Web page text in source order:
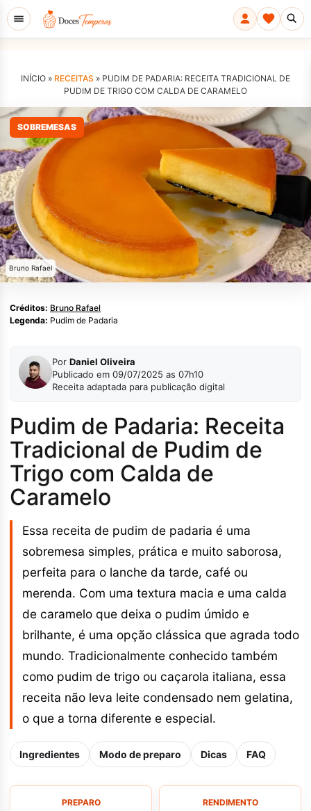
INÍCIO » RECEITAS » PUDIM DE PADARIA: RECEITA TRADICIONAL DE
PUDIM DE TRIGO COM CALDA DE CARAMELO
SOBREMESAS
Bruno Rafael
Créditos: Bruno Rafael
Legenda: Pudim de Padaria
Por Daniel Oliveira
Publicado em 09/07/2025 as 07h10
Receita adaptada para publicação digital
Pudim de Padaria: Receita
Tradicional de Pudim de
Trigo com Calda de
Caramelo
Essa receita de pudim de padaria é uma
sobremesa simples, prática e muito saborosa,
perfeita para o lanche da tarde, café ou
merenda. Com uma textura macia e uma calda
de caramelo que deixa o pudim úmido e
brilhante, é uma opção clássica que agrada todo
mundo. Tradicionalmente conhecido também
como pudim de trigo ou caçarola italiana, essa
receita não leva leite condensado nem gelatina,
o que a torna diferente e especial.
Ingredientes Modo de preparo Dicas FAQ
PREPARO RENDIMENTO